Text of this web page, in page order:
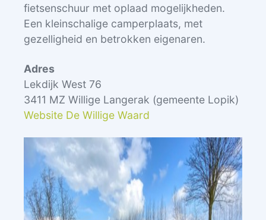
fietsenschuur met oplaad mogelijkheden.
Een kleinschalige camperplaats, met
gezelligheid en betrokken eigenaren.
Adres
Lekdijk West 76
3411 MZ Willige Langerak (gemeente Lopik)
Website De Willige Waard